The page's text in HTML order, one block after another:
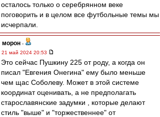
осталось только о серебрянном веке
поговорить и в целом все футбольные темы мы
исчерпали.
морон -
21 май 2024 20:53
Это сейчас Пушкину 225 от роду, а когда он
писал "Евгения Онегина" ему было меньше
чем щас Соболеву. Может в этой системе
координат оценивать, а не предполагать
старославянские задумки , которые делают
стиль "выше" и "торжественнее" от